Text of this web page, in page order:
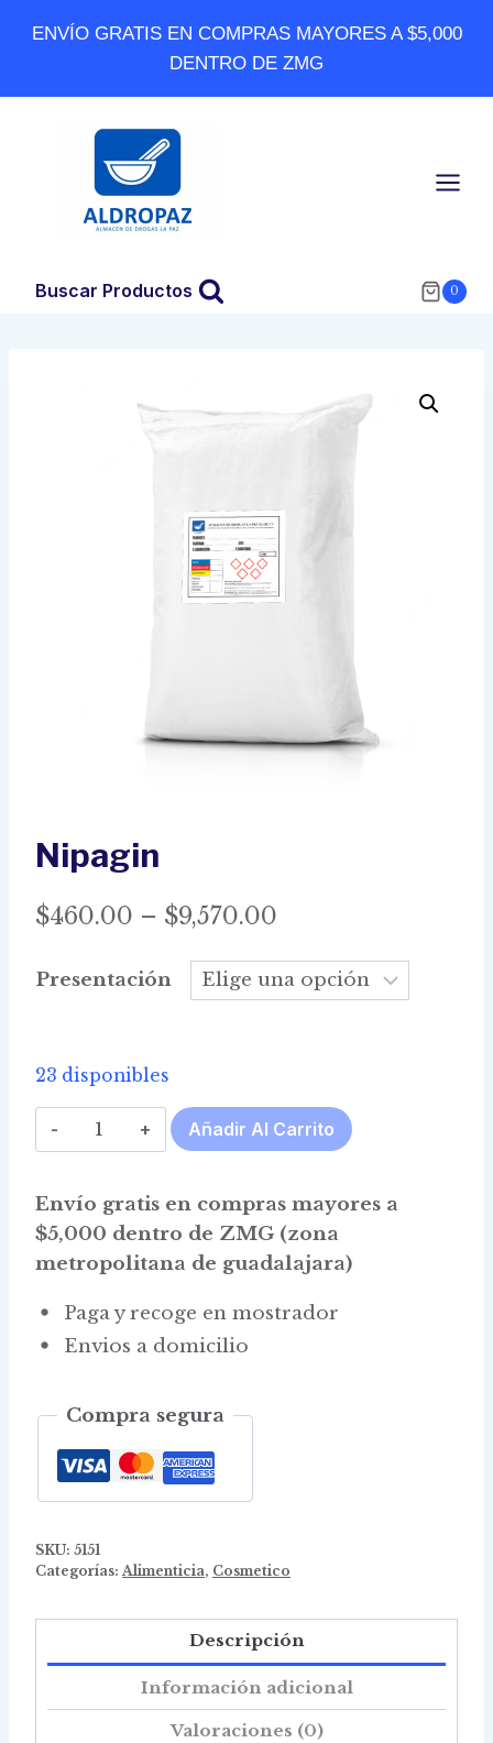
ENVÍO GRATIS EN COMPRAS MAYORES A $5,000
DENTRO DE ZMG
Buscar Productos 0
Nipagin
$460.00 – $9,570.00
$460.00
Presentación
23 disponibles
Nipagin
cantidad
Añadir Al Carrito
Envío gratis en compras mayores a
$5,000 dentro de ZMG (zona
metropolitana de guadalajara)
Paga y recoge en mostrador
Envios a domicilio
Compra segura
SKU: 5151
Categorías: Alimenticia, Cosmetico
Descripción
Información adicional
Valoraciones (0)